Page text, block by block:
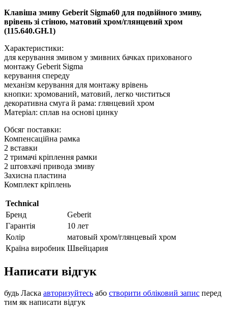
Клавіша змиву Geberit Sigma60 для подвійного змиву,
врівень зі стіною, матовий хром/глянцевий хром
(115.640.GH.1)
Характеристики:
для керування змивом у змивних бачках прихованого
монтажу Geberit Sigma
керування спереду
механізм керування для монтажу врівень
кнопки: хромований, матовий, легко чиститься
декоративна смуга й рама: глянцевий хром
Матеріал: сплав на основі цинку
Обсяг поставки:
Компенсаційна рамка
2 вставки
2 тримачі кріплення рамки
2 штовхачі привода змиву
Захисна пластина
Комплект кріплень
Technical
Бренд
Geberit
Гарантія
10 лет
Колір
матовый хром/глянцевый хром
Країна виробник Швейцария
Написати відгук
будь Ласка авторизуйтесь або створити обліковий запис перед
тим як написати відгук